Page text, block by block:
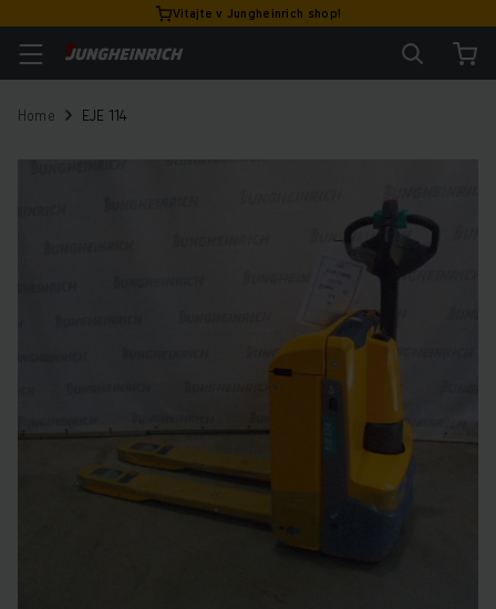
Vitajte v Jungheinrich shop!
Home EJE 114